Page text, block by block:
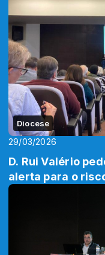
Diocese
29/03/2026
D. Rui Valério
alerta para o